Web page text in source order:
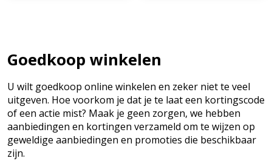
Goedkoop winkelen
U wilt goedkoop online winkelen en zeker niet te veel
uitgeven. Hoe voorkom je dat je te laat een kortingscode
of een actie mist? Maak je geen zorgen, we hebben
aanbiedingen en kortingen verzameld om te wijzen op
geweldige aanbiedingen en promoties die beschikbaar
zijn.